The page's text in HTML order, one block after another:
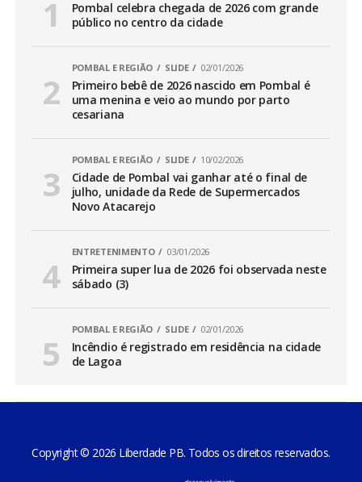
Pombal celebra chegada de 2026 com grande
público no centro da cidade
POMBAL E REGIÃO SLIDE 02/01/2026
Primeiro bebê de 2026 nascido em Pombal é
uma menina e veio ao mundo por parto
cesariana
POMBAL E REGIÃO SLIDE 10/02/2026
Cidade de Pombal vai ganhar até o final de
julho, unidade da Rede de Supermercados
Novo Atacarejo
ENTRETENIMENTO 03/01/2026
Primeira super lua de 2026 foi observada neste
sábado (3)
POMBAL E REGIÃO SLIDE 02/01/2026
Incêndio é registrado em residência na cidade
de Lagoa
Copyright © 2026 Liberdade PB. Todos os direitos reservados.